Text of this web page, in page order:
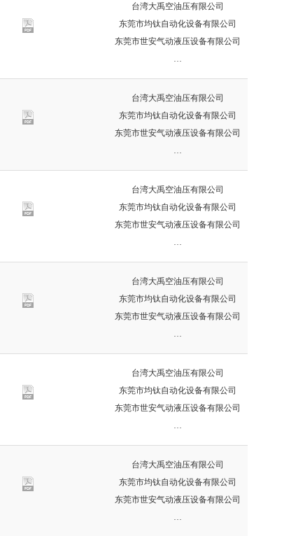
台湾大禹空油压有限公司
东莞市均钛自动化设备有限公司
东莞市世安气动液压设备有限公司
…
台湾大禹空油压有限公司
东莞市均钛自动化设备有限公司
东莞市世安气动液压设备有限公司
…
台湾大禹空油压有限公司
东莞市均钛自动化设备有限公司
东莞市世安气动液压设备有限公司
…
台湾大禹空油压有限公司
东莞市均钛自动化设备有限公司
东莞市世安气动液压设备有限公司
…
台湾大禹空油压有限公司
东莞市均钛自动化设备有限公司
东莞市世安气动液压设备有限公司
…
台湾大禹空油压有限公司
东莞市均钛自动化设备有限公司
东莞市世安气动液压设备有限公司
…